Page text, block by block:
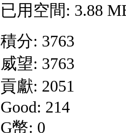
已用空間: 3.88
積分: 3763
威望: 3763
貢獻: 2051
Good: 214
G幣: 0